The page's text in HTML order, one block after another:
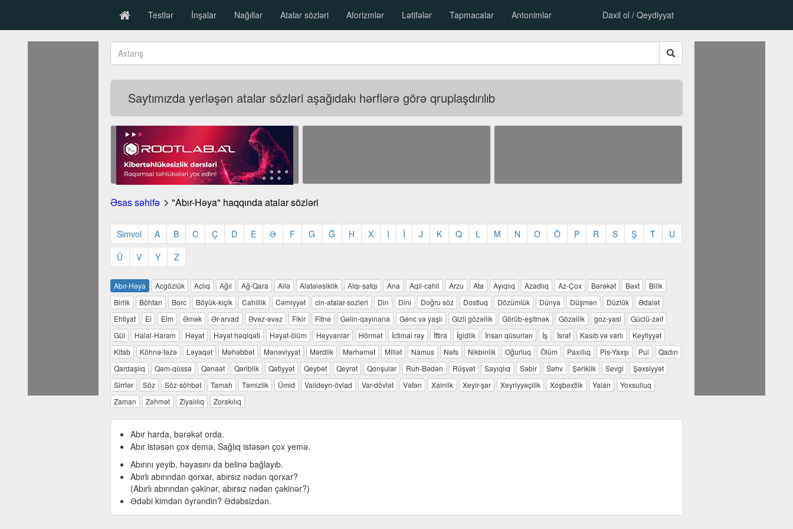
Testlər İnşalar Nağıllar Atalar sözləri Aforizmlər Lətifələr Tapmacalar Antonimlər Daxil ol / Qeydiyyat
Saytımızda yerləşən atalar sözləri aşağıdakı hərflərə görə qruplaşdırılıb
Əsas səhifə "Abır-Həya" haqqında atalar sözləri
Simvol A B C Ç D E Ə F G Ğ H X I İ J K Q L M N O Ö P R S Ş T
U
Ü
V Y Z
Abır-Həya Acgözlük Aclıq Ağıl Ağ-Qara Ailə Alatələsiklik Alqı-satqı Ana Aqil-cahil Arzu Ata Ayıqlıq Azadlıq Az-Çox Bərəkət Bəxt
Bilik
Birlik
Böhtan Borc Böyük-kiçik Cahillik Cəmiyyət cin-atalar-sozleri Din Dini Doğru söz Dostluq Dözümlük Dünya Düşmən Düzlük
Ədalət
Ehtiyat
El Elm Əmək Ər-arvad Əvəz-əvəz Fikir Fitnə Gəlin-qayınana Gənc və yaşlı Gizli gözəllik Görüb-eşitmək Gözəllik goz-yasi
Güclü-zəif
Gül
Halal-Haram Həyat Həyat həqiqəti Həyat-ölüm Heyvanlar Hörmət İctimai rəy İftira İgidlik İnsan qüsurları İş İsraf Kasıb və varlı
Keyfiyyət
Kitab
Köhnə-təzə Ləyaqət Məhəbbət Mənəviyyat Mərdlik Mərhəmət Millət Namus Nəfs Nikbinlik Oğurluq Ölüm Paxıllıq Pis-Yaxşı Pul
Qadın
Qardaşlıq
Qəm-qüssə Qənaət Qəriblik Qətiyyət Qeybət Qeyrət Qonşular Ruh-Bədən Rüşvət Sayıqlıq Səbir Səhv Şəriklik Sevgi
Şəxsiyyət
Sirrlər
Söz Söz-söhbət Tamah Təmizlik Ümid Valideyn-övlad Var-dövlət Vətən Xainlik Xeyir-şər Xeyriyyəçilik Xoşbəxtlik Yalan
Yoxsulluq
Zaman
Zəhmət Ziyalılıq Zorakılıq
Abır harda, bərəkət orda.
Abır istəsən çox demə, Sağlıq istəsən çox yemə.
Abırını yeyib, həyasını da belinə bağlayıb.
Abırlı abırından qorxar, abırsız nədən qorxar?
(Abırlı abırından çəkinər, abırsız nədən çəkinər?)
Ədəbi kimdən öyrəndin? Ədəbsizdən.